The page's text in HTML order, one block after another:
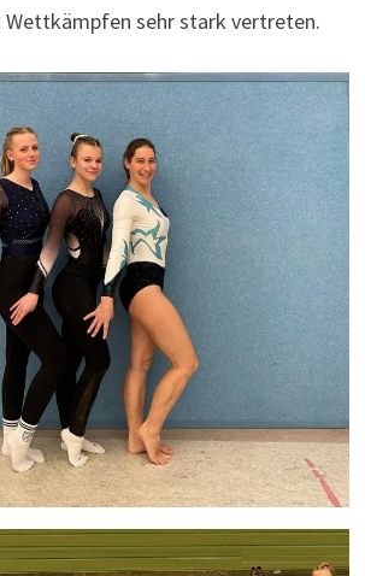
Wettkämpfen sehr stark vertreten.